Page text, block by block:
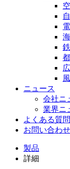
ニュース
会社ニ
業界ニ
よくある質問
お問い合わせ
製品
詳細